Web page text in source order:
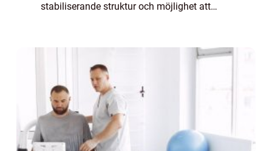
stabiliserande struktur och möjlighet att